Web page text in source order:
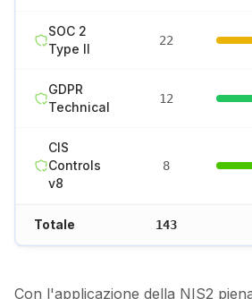
SOC 2
Type II
22
GDPR
Technical
12
CIS
Controls
v8
8
Totale 143
Con l'applicazione della NIS2